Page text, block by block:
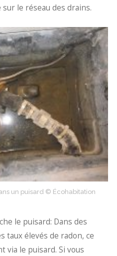
sur le réseau des drains.
un puisard © Écohabitation
le puisard: Dans des
taux élevés de radon, ce
via le puisard. Si vous